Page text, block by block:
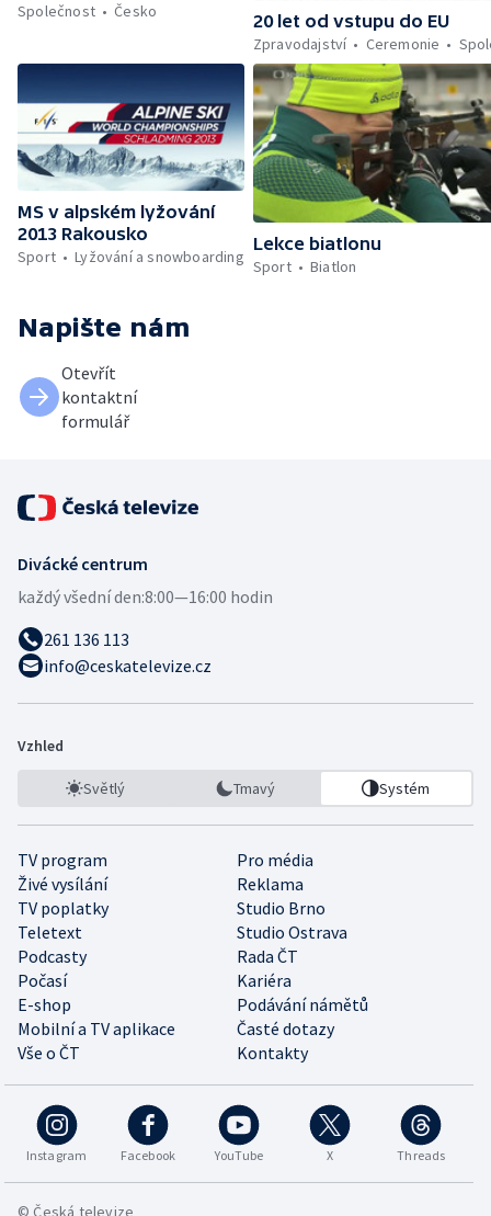
Společnost
Česko
20 let od vstupu do EU
Zpravodajství
Ceremonie
MS v alpském lyžování
2013 Rakousko
Sport
Lyžování a snowboarding
Lekce biatlonu
Sport
Biatlon
Napište nám
Otevřít
kontaktní
formulář
Divácké centrum
každý všední den:8:00—16:00 hodin
261 136 113
info@ceskatelevize.cz
Vzhled
Světlý Tmavý Systém
TV program
Pro média
Živé vysílání
Reklama
TV poplatky
Studio Brno
Teletext
Studio Ostrava
Podcasty
Rada ČT
Počasí
Kariéra
E-shop
Podávání námětů
Mobilní a TV aplikace
Časté dotazy
Vše o ČT
Kontakty
Instagram Facebook YouTube X Threads
© Česká televize